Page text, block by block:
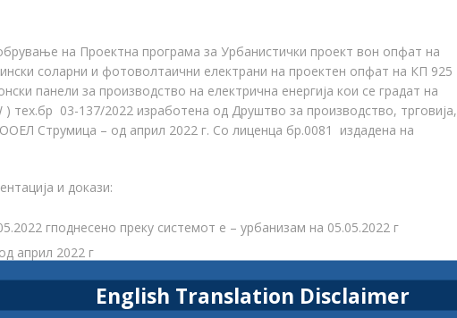
на Проектна програма за Урбанистички проект вон опфат на
соларни и фотоволтаични електрани на проектен опфат на КП 925
панели за производство на електрична енергија кои се градат на
тех.бр 03-137/2022 изработена од Друштво за производство, трговија,
Струмица – од април 2022 г. Со лиценца бр.0081 издадена на
и докази:
гподнесено преку системот е – урбанизам на 05.05.2022 г
април 2022 г
г
English Translation Disclaimer